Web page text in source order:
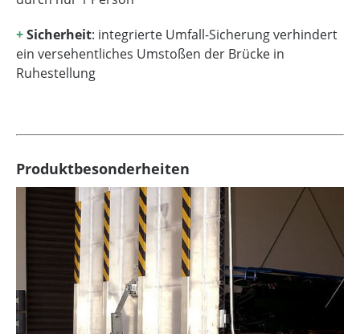
+Sicherheit: integrierte Umfall-Sicherung verhindert
ein versehentliches Umstoßen der Brücke in
Ruhestellung
Produktbesonderheiten